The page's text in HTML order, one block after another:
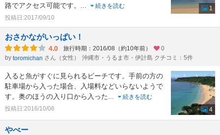
路でアクセス可能です。
続きを読む
投稿日:2017/09/10
1
おさかながいっぱい！
4.0 旅行時期：2016/08（約10年前）
0
by toromichan さん（女性） 沖縄市・うるま市・伊計島 クチコミ：5件
入ると魚がすぐに見られるビーチです。手前の方の
駐車場から入った場合、入場料などいらないようで
す。奥のほうの入り口から入った
続きを読む
投稿日:2016/10/06
4
やべー